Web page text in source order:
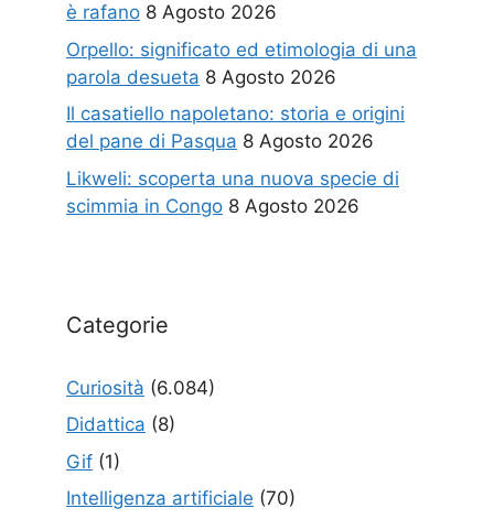
è rafano 8 Agosto 2026
Orpello: significato ed etimologia di una
parola desueta 8 Agosto 2026
Il casatiello napoletano: storia e origini
del pane di Pasqua 8 Agosto 2026
Likweli: scoperta una nuova specie di
scimmia in Congo 8 Agosto 2026
Categorie
Curiosità (6.084)
Didattica (8)
Gif (1)
Intelligenza artificiale (70)